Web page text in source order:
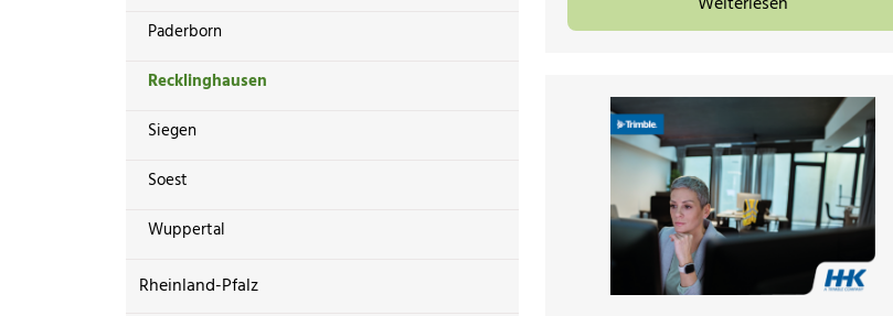
Paderborn
Recklinghausen
Siegen
Soest
Wuppertal
Rheinland-Pfalz